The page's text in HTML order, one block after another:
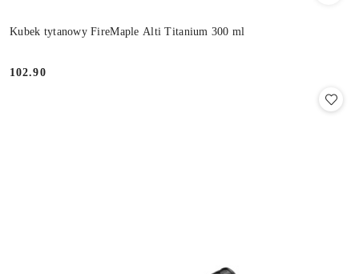
Kubek tytanowy FireMaple Alti Titanium 300 ml
Cena:
102.90